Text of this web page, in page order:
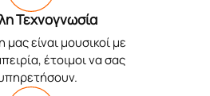
Τεχνογνωσία
είναι μουσικοί με
έτοιμοι να σας